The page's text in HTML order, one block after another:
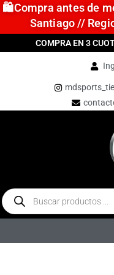
🛍️Compra antes de
Santiago //
COMPRA EN 3